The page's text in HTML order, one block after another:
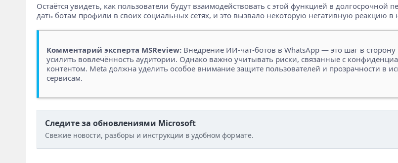
Остаётся увидеть, как пользователи будут взаимодействовать с этой функцией в
дать ботам профили в своих социальных сетях, и это вызвало некоторую негативную реакцию
Комментарий эксперта MSReview:Внедрение ИИ-чат-ботов в WhatsApp — это шаг в
усилить вовлечённость аудитории. Однако важно учитывать риски, связанные с
контентом. Meta должна уделить особое внимание защите пользователей и прозрачности в
сервисам.
Следите за обновлениями Microsoft
Свежие новости, разборы и инструкции в удобном формате.